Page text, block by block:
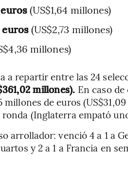
(US$1,64 millones)
(US$2,73 millones)
millones)
a repartir entre las 24
millones). En caso de
de euros
(Inglaterra empató
arrollador: venció 4 a 1 a
y 2 a 1 a Francia en